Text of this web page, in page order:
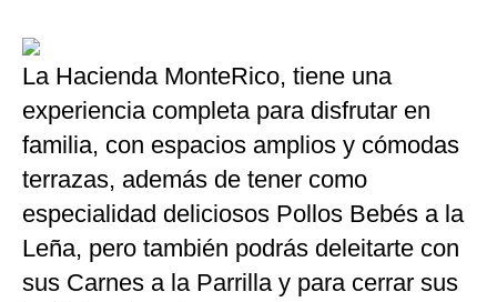
La Hacienda MonteRico, tiene una
experiencia completa para disfrutar en
familia, con espacios amplios y cómodas
terrazas, además de tener como
especialidad deliciosos Pollos Bebés a la
Leña, pero también podrás deleitarte con
sus Carnes a la Parrilla y para cerrar sus